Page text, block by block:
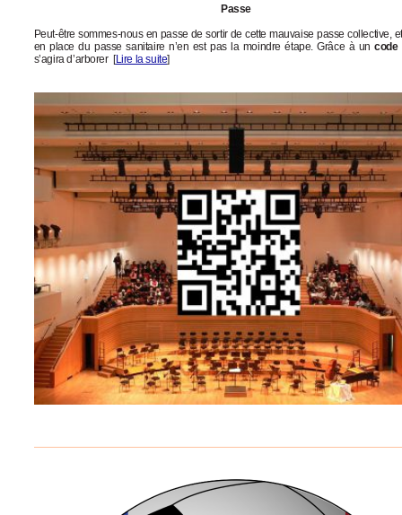
Passe
Peut-être sommes-nous en passe de sortir de cette mauvaise passe collective,
en place du passe sanitaire n’en est pas la moindre étape. Grâce à uncode
s’agira d’arborer [Lire la suite]